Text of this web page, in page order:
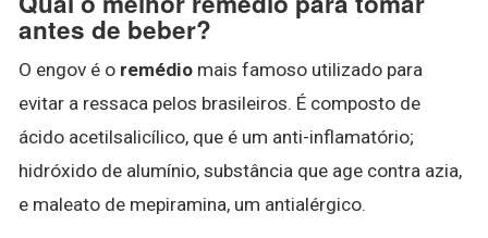
antes de beber?
O engov é o remédio mais famoso utilizado para
evitar a ressaca pelos brasileiros. É composto de
ácido acetilsalicílico, que é um anti-inflamatório;
hidróxido de alumínio, substância que age contra azia,
e maleato de mepiramina, um antialérgico.